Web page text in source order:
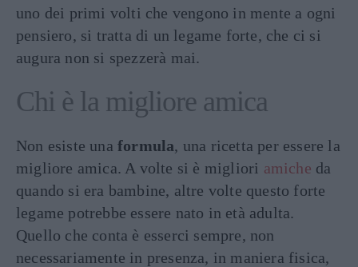
uno dei primi volti che vengono in mente a ogni
pensiero, si tratta di un legame forte, che ci si
augura non si spezzerà mai.
Chi è la migliore amica
Non esiste una formula, una ricetta per essere la
migliore amica. A volte si è migliori amiche da
quando si era bambine, altre volte questo forte
legame potrebbe essere nato in età adulta.
Quello che conta è esserci sempre, non
necessariamente in presenza, in maniera fisica,